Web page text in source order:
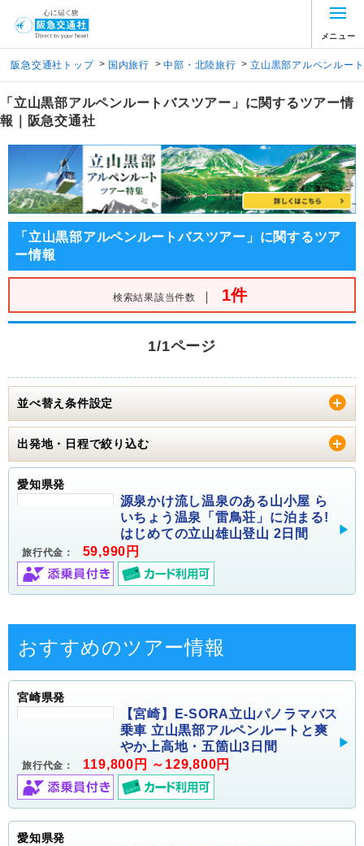
メニュー
阪急交通社トップ > 国内旅行 > 中部・北陸旅行 > 立山黒部アルペンルート
「立山黒部アルペンルートバスツアー」に関するツアー情
報｜阪急交通社
「立山黒部アルペンルートバスツアー」に関するツア
ー情報
検索結果該当件数 ｜ 1件
1/1ページ
並べ替え条件設定
出発地・日程で絞り込む
愛知県発
源泉かけ流し温泉のある山小屋 ら
いちょう温泉「雷鳥荘」に泊まる!
はじめての立山雄山登山 2日間
旅行代金： 59,990円
おすすめのツアー情報
宮崎県発
【宮崎】E-SORA立山パノラマバス
乗車 立山黒部アルペンルートと爽
やか上高地・五箇山3日間
旅行代金： 119,800円 ～129,800円
愛知県発